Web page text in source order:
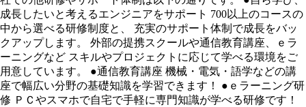
成長したいと考えるエンジニアをサポート 700以上のコースの
中から選べる研修制度と、 充実のサポート体制で成長をバッ
クアップします。 外部の提携スクールや通信教育講座、ｅラ
ーニングなど スキルやプロジェクトに応じて学べる環境をご
用意しています。 ●通信教育講座 機械・電気・語学などの講
座で幅広い分野の基礎知識を学習できます！ ●ｅラーニング研
修 ＰＣやスマホで自宅で手軽に専門知識が学べる研修です！